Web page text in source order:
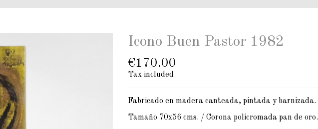
Icono Buen Pastor 1982
€170.00
Tax included
Fabricado en madera canteada, pintada y barnizada.
Tamaño 70x56 cms. / Corona policromada pan de oro.